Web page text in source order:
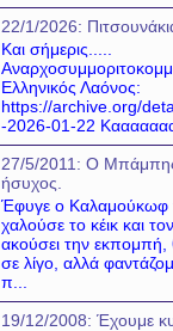
22/1/2026:
Και σήμερις.....
Ελληνικός Λαόνος:
https://archive.org/
-2026-01-22
27/5/2011: O
ήσυχος.
Έφυγε ο Καλαμούκωφ
χαλούσε το κέικ και
ακούσει την
σε λίγο, αλλά
π...
19/12/2008: Έχουμε